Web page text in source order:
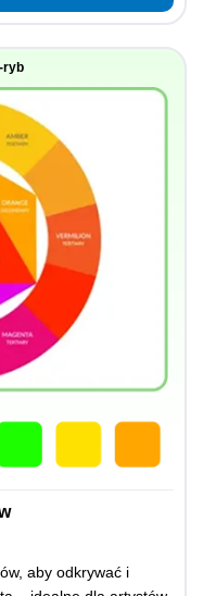
ryb
aby odkrywać i